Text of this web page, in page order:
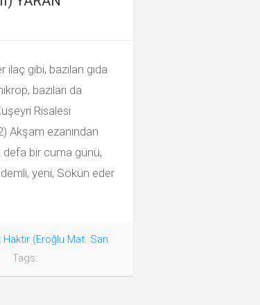
ilaç gibi, bazılan gıda
bazıları da
Risalesi
Akşam ezanından
bir cuma günü,
yeni, Sökün eder
Haktır (Eroğlu Mat. San.
Tags: